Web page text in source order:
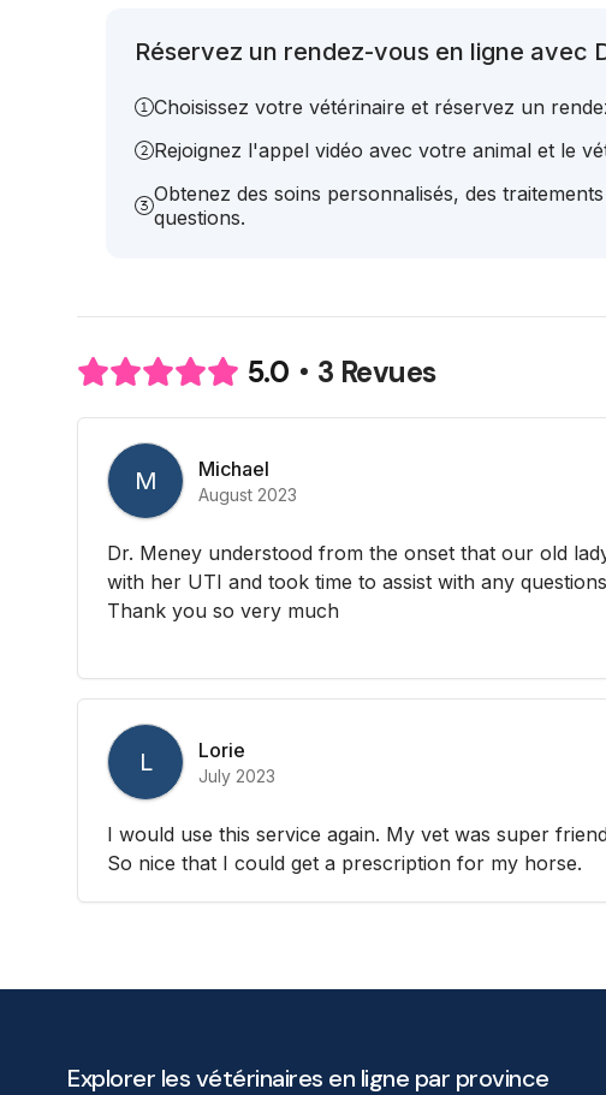
Réservez un rendez-vous en ligne avec
Choisissez votre vétérinaire et réservez un
Rejoignez l'appel vidéo avec votre animal et le
Obtenez des soins personnalisés, des
questions.
5.0 3 Revues
M Michael
August 2023
Dr. Meney understood from the onset that our old
with her UTI and took time to assist with any
Thank you so very much
L Lorie
July 2023
I would use this service again. My vet was super
So nice that I could get a prescription for my horse.
Explorer les vétérinaires en ligne par province